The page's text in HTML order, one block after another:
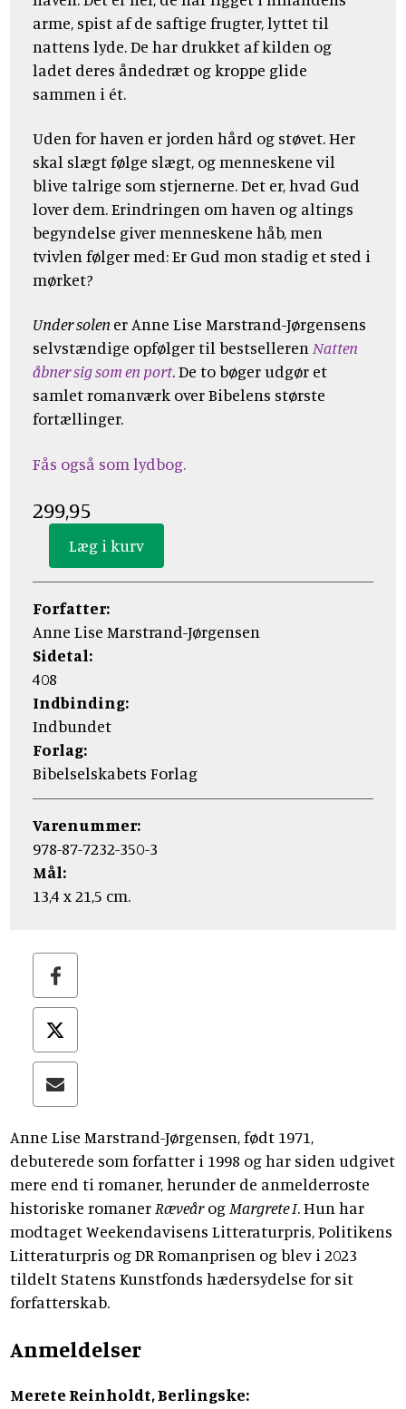
arme, spist af de saftige frugter, lyttet til
nattens lyde. De har drukket af kilden og
ladet deres åndedræt og kroppe glide
sammen i ét.
Uden for haven er jorden hård og støvet. Her
skal slægt følge slægt, og menneskene vil
blive talrige som stjernerne. Det er, hvad Gud
lover dem. Erindringen om haven og altings
begyndelse giver menneskene håb, men
tvivlen følger med: Er Gud mon stadig et sted i
mørket?
Under solen er Anne Lise Marstrand-Jørgensens
selvstændige opfølger til bestsellerenNatten
åbner sig som en port. De to bøger udgør et
samlet romanværk over Bibelens største
fortællinger.
Fås også som lydbog.
299,95
Forfatter:
Anne Lise Marstrand-Jørgensen
Sidetal:
408
Indbinding:
Indbundet
Forlag:
Bibelselskabets Forlag
Varenummer:
978-87-7232-350-3
Mål:
13,4 x 21,5 cm.
Anne Lise Marstrand-Jørgensen, født 1971,
debuterede som forfatter i 1998 og har siden udgivet
mere end ti romaner, herunder de anmelderroste
historiske romaner Ræveårog Margrete I. Hun har
modtaget Weekendavisens Litteraturpris, Politikens
Litteraturpris og DR Romanprisen og blev i 2023
tildelt Statens Kunstfonds hædersydelse for sit
forfatterskab.
Anmeldelser
Merete Reinholdt, Berlingske: